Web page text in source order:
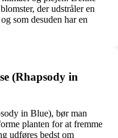
der udstråler en
som desuden har en
(Rhapsody in
in Blue), bør man
planten for at fremme
udføres bedst om